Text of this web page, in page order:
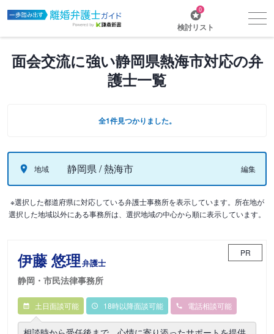
0
検討リスト
面会交流に強い静岡県熱海市対応の弁
護士一覧
全1件見つかりました。
地域 静岡県 / 熱海市 編集
※選択した都道府県に対応している弁護士事務所を表示しています。所在地が
選択した地域以外にある事務所は、選択地域の中心から順に表示しています。
伊藤 悠理弁護士
静岡・市民法律事務所
PR
土日面談可能 18時以降面談可能 電話相談可能